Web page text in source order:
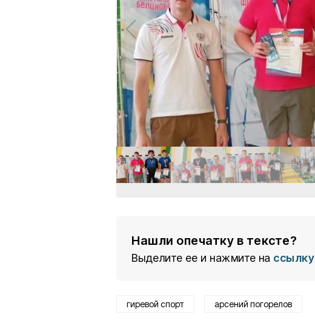
Нашли опечатку в тексте?
Выделите ее и нажмите на ссылку
гиревой спорт арсений погорелов